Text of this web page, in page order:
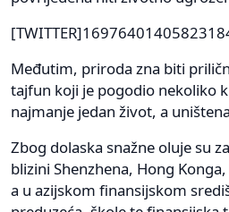
Međutim, priroda zna biti
tajfun koji je pogodio nekoliko
najmanje jedan život, a
Zbog dolaska snažne oluje su
blizini Shenzhena, Hong
a u azijskom finansijskom